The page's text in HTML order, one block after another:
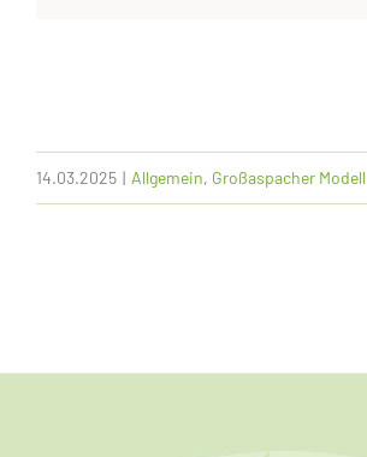
14.03.2025 | Allgemein, Großaspacher Modell